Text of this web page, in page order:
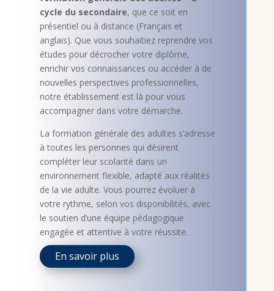
cycle du secondaire, que ce soit en
présentiel ou à distance (Français et
anglais). Que vous souhaitiez reprendre vos
études pour décrocher votre diplôme,
enrichir vos connaissances ou accéder à de
nouvelles perspectives professionnelles,
notre établissement est là pour vous
accompagner dans votre démarche.
La formation générale des adultes s’adresse
à toutes les personnes qui désirent
compléter leur scolarité dans un
environnement flexible, adapté aux réalités
de la vie adulte. Vous pourrez évoluer à
votre rythme, selon vos disponibilités, avec
le soutien d’une équipe pédagogique
engagée et attentive à votre réussite.
En savoir plus